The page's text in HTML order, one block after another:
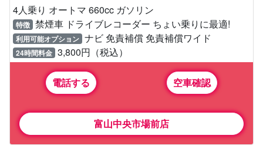
4人乗り オートマ 660cc ガソリン
特徴 禁煙車 ドライブレコーダー ちょい乗りに最適!
利用可能オプション ナビ 免責補償 免責補償ワイド
24時間料金 3,800円（税込）
電話する 空車確認
富山中央市場前店